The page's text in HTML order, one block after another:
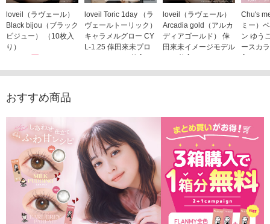
loveil（ラヴェール）
Black bijou（ブラック
ビジュー） （10枚入
り）
loveil Toric 1day （ラ
ヴェールトーリック）
キャラメルグロー CY
L-1.25 倖田來未プロ
デュース （10枚入
り）
loveil（ラヴェール）
Arcadia gold（アルカ
ディアゴールド） 倖
田來未イメージモデル
（10枚入り）
1,760円(税込)
Chu's
ミー）
ン ゆう
ースカ
入り）
1,705
おすすめ商品